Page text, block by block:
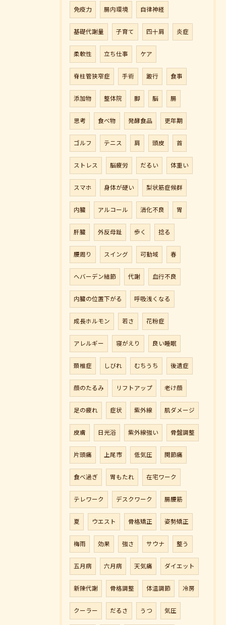
免疫力 腸内環境 自律神経
基礎代謝量 子育て 四十肩 炎症
柔軟性 立ち仕事 ケア
脊柱管狭窄症 手術 跛行 食事
添加物 整体院 脚 脳 腸
思考 食べ物 発酵食品 更年期
ゴルフ テニス 肩 頭皮 首
ストレス 脳疲労 だるい 体重い
スマホ 身体が硬い 梨状筋症候群
内臓 アルコール 消化不良 胃
肝臓 外反母趾 歩く 捻る
腰周り スイング 可動域 春
へバーデン結節 代謝 血行不良
内臓の位置下がる 呼吸浅くなる
成長ホルモン 若さ 花粉症
アレルギー 寝がえり 良い睡眠
頚椎症 しびれ むちうち 後遺症
顔のたるみ リフトアップ 老け顔
足の疲れ 症状 紫外線 肌ダメージ
皮膚 日光浴 紫外線強い 骨盤調整
片頭痛 上尾市 低気圧 関節痛
食べ過ぎ 胃もたれ 在宅ワーク
テレワーク デスクワーク 腸腰筋
夏 ウエスト 骨格矯正 姿勢矯正
梅雨 効果 強さ サウナ 整う
五月病 六月病 天気痛 ダイエット
新陳代謝 骨格調整 体温調節 冷房
クーラー だるさ うつ 気圧
ご予約はこちら